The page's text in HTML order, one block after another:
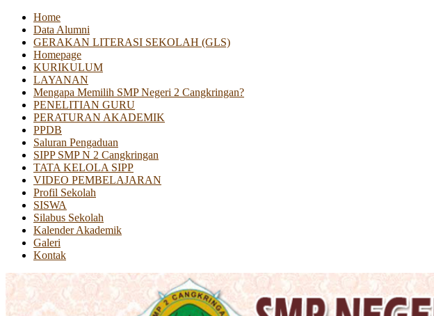
Home
Data Alumni
GERAKAN LITERASI SEKOLAH (GLS)
Homepage
KURIKULUM
LAYANAN
Mengapa Memilih SMP Negeri 2 Cangkringan?
PENELITIAN GURU
PERATURAN AKADEMIK
PPDB
Saluran Pengaduan
SIPP SMP N 2 Cangkringan
TATA KELOLA SIPP
VIDEO PEMBELAJARAN
Profil Sekolah
SISWA
Silabus Sekolah
Kalender Akademik
Galeri
Kontak